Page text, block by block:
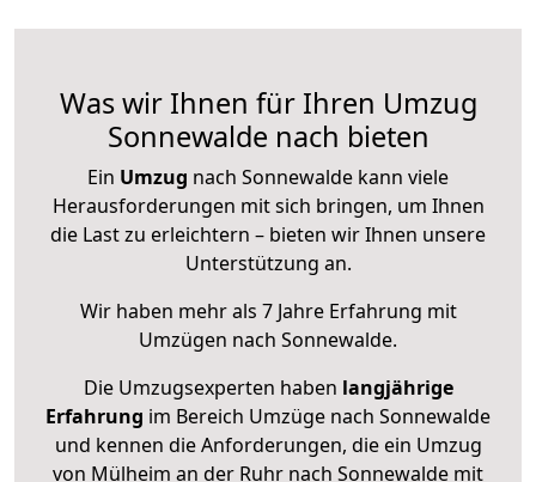
Was wir Ihnen für Ihren Umzug
Sonnewalde nach bieten
Ein Umzug nach Sonnewalde kann viele
Herausforderungen mit sich bringen, um Ihnen
die Last zu erleichtern – bieten wir Ihnen unsere
Unterstützung an.
Wir haben mehr als 7 Jahre Erfahrung mit
Umzügen nach Sonnewalde.
Die Umzugsexperten haben langjährige
Erfahrung im Bereich Umzüge nach Sonnewalde
und kennen die Anforderungen, die ein Umzug
von Mülheim an der Ruhr nach Sonnewalde mit